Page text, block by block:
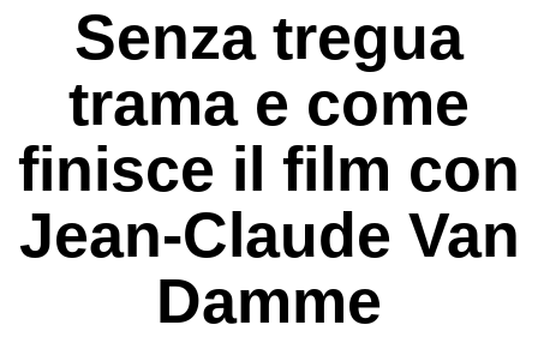
Senza tregua
trama e come
finisce il film con
Jean-Claude Van
Damme